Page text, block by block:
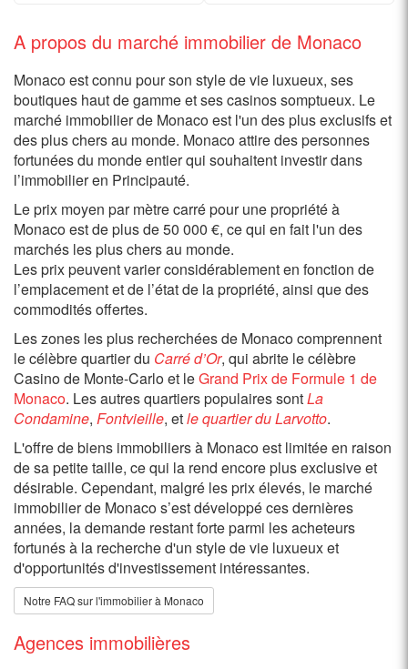
A propos du marché immobilier de Monaco
Monaco est connu pour son style de vie luxueux, ses
boutiques haut de gamme et ses casinos somptueux. Le
marché immobilier de Monaco est l'un des plus exclusifs et
des plus chers au monde. Monaco attire des personnes
fortunées du monde entier qui souhaitent investir dans
l’immobilier en Principauté.
Le prix moyen par mètre carré pour une propriété à
Monaco est de plus de 50 000 €, ce qui en fait l'un des
marchés les plus chers au monde.
Les prix peuvent varier considérablement en fonction de
l’emplacement et de l’état de la propriété, ainsi que des
commodités offertes.
Les zones les plus recherchées de Monaco comprennent
le célèbre quartier du Carré d’Or, qui abrite le célèbre
Casino de Monte-Carlo et leGrand Prix de Formule 1 de
Monaco. Les autres quartiers populaires sontLa
Condamine, Fontvieille, etle quartier du Larvotto.
L'offre de biens immobiliers à Monaco est limitée en raison
de sa petite taille, ce qui la rend encore plus exclusive et
désirable. Cependant, malgré les prix élevés, le marché
immobilier de Monaco s’est développé ces dernières
années, la demande restant forte parmi les acheteurs
fortunés à la recherche d'un style de vie luxueux et
d'opportunités d'investissement intéressantes.
Notre FAQ sur l'immobilier à Monaco
Agences immobilières